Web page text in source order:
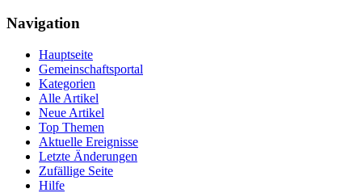
Navigation
Hauptseite
Gemeinschaftsportal
Kategorien
Alle Artikel
Neue Artikel
Top Themen
Aktuelle Ereignisse
Letzte Änderungen
Zufällige Seite
Hilfe